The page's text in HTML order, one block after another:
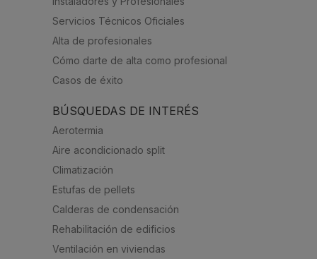
Servicios Técnicos Oficiales
Alta de profesionales
Cómo darte de alta como profesional
Casos de éxito
BÚSQUEDAS DE INTERÉS
Aerotermia
Aire acondicionado split
Climatización
Estufas de pellets
Calderas de condensación
Rehabilitación de edificios
Ventilación en viviendas